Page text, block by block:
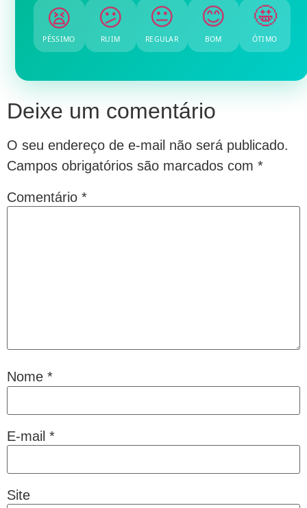
😫
PÉSSIMO
😕
RUIM
😐
REGULAR
😊
BOM
🤩
ÓTIMO
Deixe um comentário
O seu endereço de e-mail não será publicado.
Campos obrigatórios são marcados com *
Comentário *
Nome *
E-mail *
Site